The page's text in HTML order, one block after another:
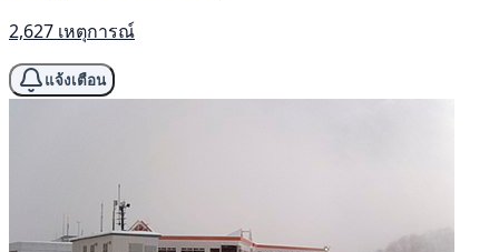
2,627 เหตุการณ์
แจ้งเตือน